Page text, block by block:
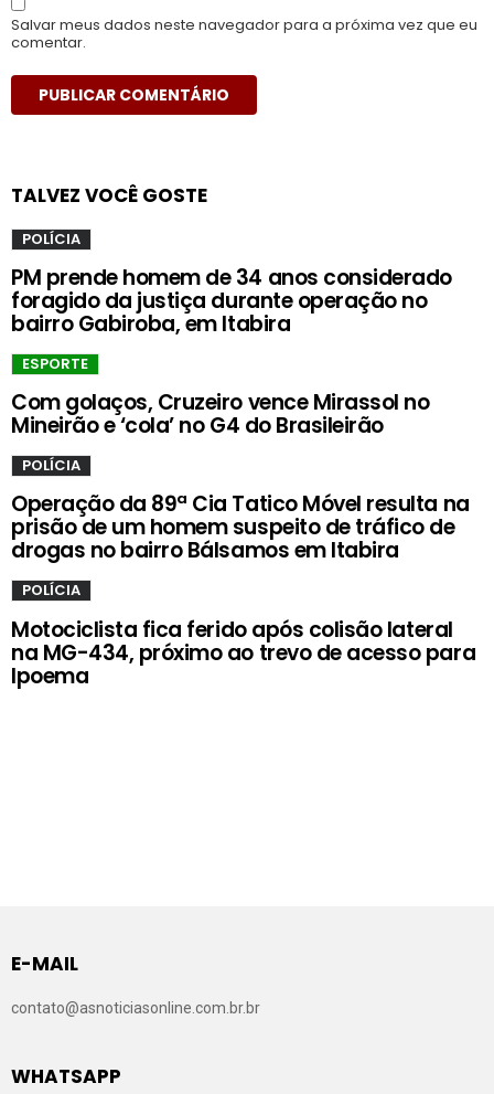
Salvar meus dados neste navegador para a próxima vez que eu
comentar.
TALVEZ VOCÊ GOSTE
POLÍCIA
PM prende homem de 34 anos considerado
foragido da justiça durante operação no
bairro Gabiroba, em Itabira
ESPORTE
Com golaços, Cruzeiro vence Mirassol no
Mineirão e ‘cola’ no G4 do Brasileirão
POLÍCIA
Operação da 89ª Cia Tatico Móvel resulta na
prisão de um homem suspeito de tráfico de
drogas no bairro Bálsamos em Itabira
POLÍCIA
Motociclista fica ferido após colisão lateral
na MG-434, próximo ao trevo de acesso para
Ipoema
E-MAIL
contato@asnoticiasonline.com.br.br
WHATSAPP